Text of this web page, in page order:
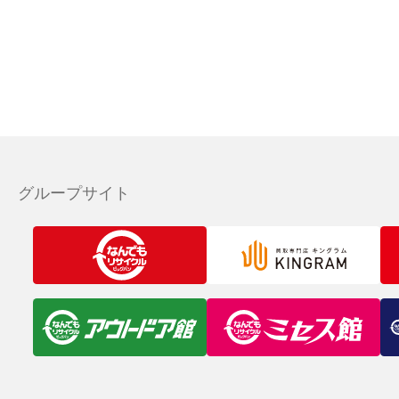
グループサイト